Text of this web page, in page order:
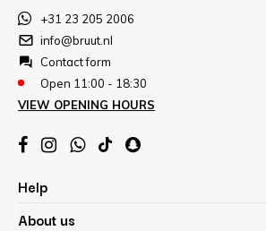
+31 23 205 2006
info@bruut.nl
Contact form
Open 11:00 - 18:30
VIEW OPENING HOURS
Help
About us